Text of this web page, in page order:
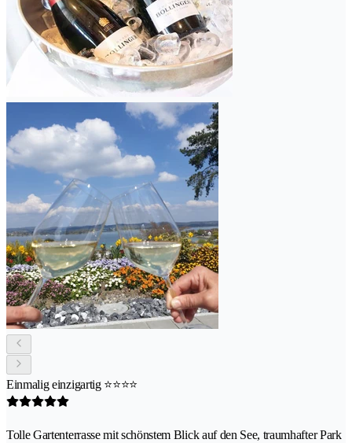
Einmalig einzigartig ⭐️⭐️⭐️⭐️
Tolle Gartenterrasse mit schönstem Blick auf den See, traumhafter Park